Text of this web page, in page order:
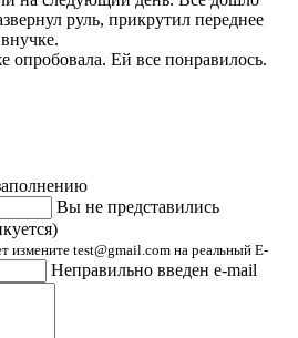
руль, прикрутил переднее
опробовала. Ей все понравилось.
Вы не представились
измените test@gmail.com на реальный E-
Неправильно введен e-mail